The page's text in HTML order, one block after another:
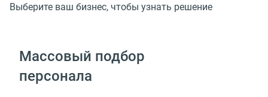
Выберите ваш бизнес, чтобы узнать решение
Массовый подбор
персонала